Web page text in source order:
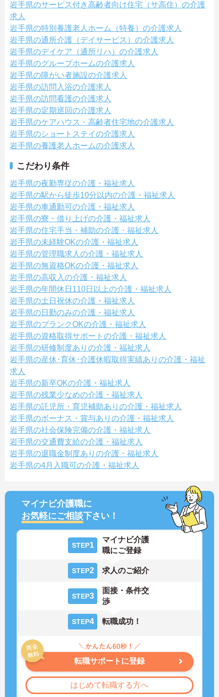
岩手県のサービス付き高齢者向け住宅（サ高住）の介護
求人
岩手県の特別養護老人ホーム（特養）の介護求人
岩手県の通所介護（デイサービス）の介護求人
岩手県のデイケア（通所リハ）の介護求人
岩手県のグループホームの介護求人
岩手県の障がい者施設の介護求人
岩手県の訪問入浴の介護求人
岩手県の訪問看護の介護求人
岩手県の定期巡回の介護求人
岩手県のケアハウス・高齢者住宅地の介護求人
岩手県のショートステイの介護求人
岩手県の養護老人ホームの介護求人
こだわり条件
岩手県の夜勤専従の介護・福祉求人
岩手県の駅から徒歩10分以内の介護・福祉求人
岩手県の車通勤可の介護・福祉求人
岩手県の寮・借り上げの介護・福祉求人
岩手県の住宅手当・補助の介護・福祉求人
岩手県の未経験OKの介護・福祉求人
岩手県の管理職求人の介護・福祉求人
岩手県の無資格OKの介護・福祉求人
岩手県の高収入の介護・福祉求人
岩手県の年間休日110日以上の介護・福祉求人
岩手県の土日祝休の介護・福祉求人
岩手県の日勤のみの介護・福祉求人
岩手県のブランクOKの介護・福祉求人
岩手県の資格取得サポートの介護・福祉求人
岩手県の研修制度ありの介護・福祉求人
岩手県の産休･育休･介護休暇取得実績ありの介護・福祉
求人
岩手県の新卒OKの介護・福祉求人
岩手県の残業少なめの介護・福祉求人
岩手県の託児所・育児補助ありの介護・福祉求人
岩手県のボーナス・賞与ありの介護・福祉求人
岩手県の社会保険完備の介護・福祉求人
岩手県の交通費支給の介護・福祉求人
岩手県の退職金制度ありの介護・福祉求人
岩手県の4月入職可の介護・福祉求人
マイナビ介護職に
お気軽にご相談下さい！
STEP1
マイナビ介護
職にご登録
STEP2 求人のご紹介
STEP3
面接・条件交
渉
STEP4 転職成功！
転職サポートに登録
はじめて転職する方へ